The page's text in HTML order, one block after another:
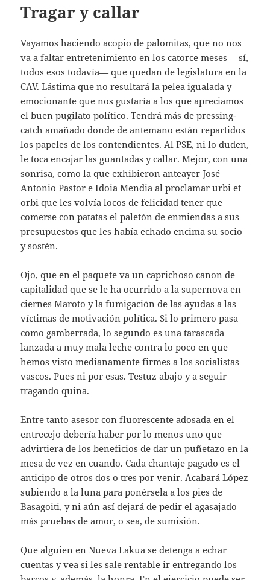
Tragar y callar
Vayamos haciendo acopio de palomitas, que no nos
va a faltar entretenimiento en los catorce meses —sí,
todos esos todavía— que quedan de legislatura en la
CAV. Lástima que no resultará la pelea igualada y
emocionante que nos gustaría a los que apreciamos
el buen pugilato político. Tendrá más de pressing-
catch amañado donde de antemano están repartidos
los papeles de los contendientes. Al PSE, ni lo duden,
le toca encajar las guantadas y callar. Mejor, con una
sonrisa, como la que exhibieron anteayer José
Antonio Pastor e Idoia Mendia al proclamar urbi et
orbi que les volvía locos de felicidad tener que
comerse con patatas el paletón de enmiendas a sus
presupuestos que les había echado encima su socio
y sostén.
Ojo, que en el paquete va un caprichoso canon de
capitalidad que se le ha ocurrido a la supernova en
ciernes Maroto y la fumigación de las ayudas a las
víctimas de motivación política. Si lo primero pasa
como gamberrada, lo segundo es una tarascada
lanzada a muy mala leche contra lo poco en que
hemos visto medianamente firmes a los socialistas
vascos. Pues ni por esas. Testuz abajo y a seguir
tragando quina.
Entre tanto asesor con fluorescente adosada en el
entrecejo debería haber por lo menos uno que
advirtiera de los beneficios de dar un puñetazo en la
mesa de vez en cuando. Cada chantaje pagado es el
anticipo de otros dos o tres por venir. Acabará López
subiendo a la luna para ponérsela a los pies de
Basagoiti, y ni aún así dejará de pedir el agasajado
más pruebas de amor, o sea, de sumisión.
Que alguien en Nueva Lakua se detenga a echar
cuentas y vea si les sale rentable ir entregando los